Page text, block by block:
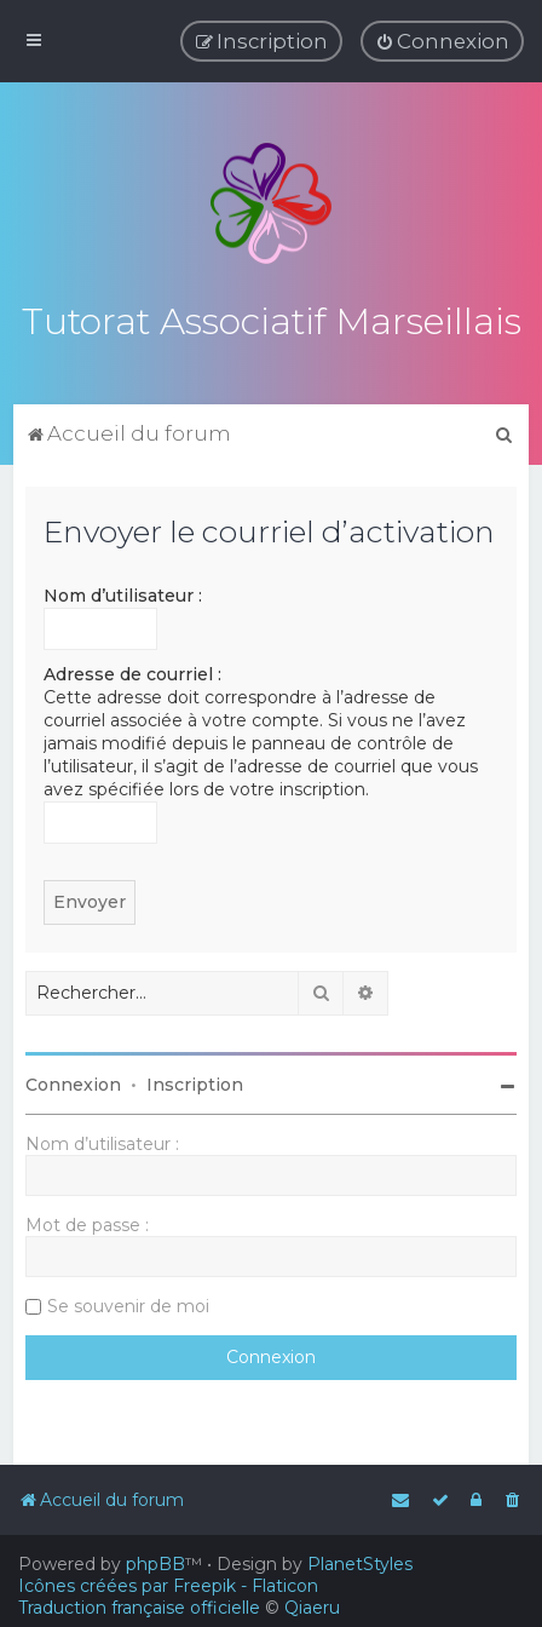
Connexion
Inscription
Tutorat Associatif Marseillais
Accueil du forum
Envoyer le courriel d’activation
Nom d’utilisateur :
Adresse de courriel :
Cette adresse doit correspondre à l’adresse de
courriel associée à votre compte. Si vous ne l’avez
jamais modifié depuis le panneau de contrôle de
l’utilisateur, il s’agit de l’adresse de courriel que vous
avez spécifiée lors de votre inscription.
Rechercher
Connexion • Inscription
Nom d’utilisateur :
Mot de passe :
Se souvenir de moi
Accueil du forum
Powered by phpBB™ • Design by PlanetStyles
Icônes créées par Freepik - Flaticon
Traduction française officielle © Qiaeru